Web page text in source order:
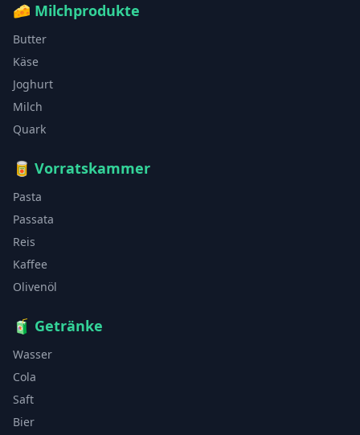
🧀 Milchprodukte
Butter
Käse
Joghurt
Milch
Quark
🥫 Vorratskammer
Pasta
Passata
Reis
Kaffee
Olivenöl
🧃 Getränke
Wasser
Cola
Saft
Bier